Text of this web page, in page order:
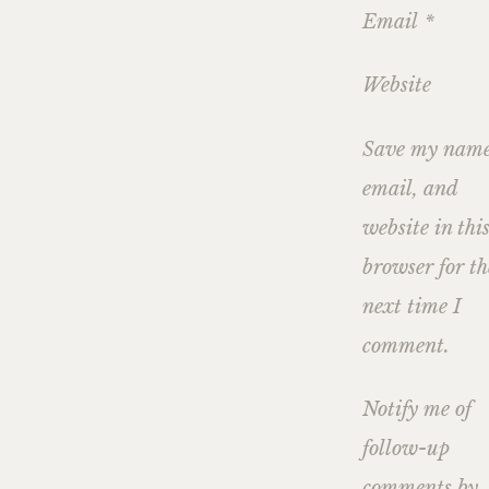
Email *
Website
Save my
email, and
website in this
browser for
next time I
comment.
Notify me of
follow-up